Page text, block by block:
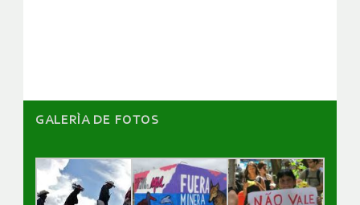
GALERÌA DE FOTOS